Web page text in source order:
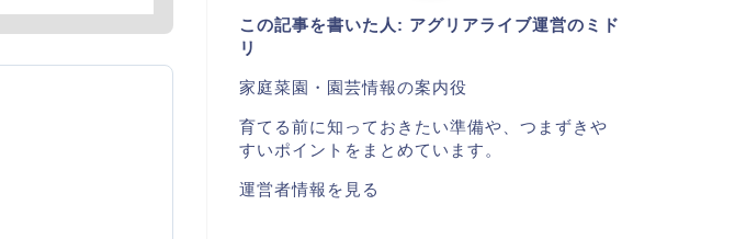
この記事を書いた人: アグリアライブ運営のミド
リ
家庭菜園・園芸情報の案内役
育てる前に知っておきたい準備や、つまずきや
すいポイントをまとめています。
運営者情報を見る